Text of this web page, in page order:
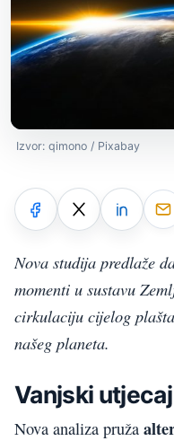
Izvor: qimono / Pixabay
Nova studija predlaže
momenti u sustavu
cirkulaciju cijelog
našeg planeta.
Vanjski utjecaj
Nova analiza pruža